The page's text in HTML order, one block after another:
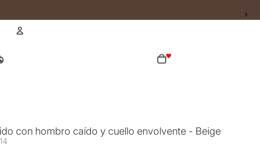
Total de artículos en el carrito: 0
con hombro caído y cuello envolvente - Beige